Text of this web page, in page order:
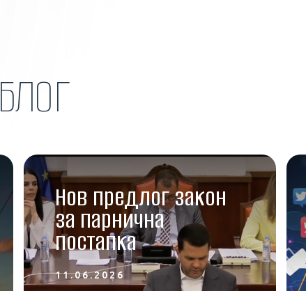
БЛОГ
Нов предлог закон
за парнична
постапка
11.06.2026